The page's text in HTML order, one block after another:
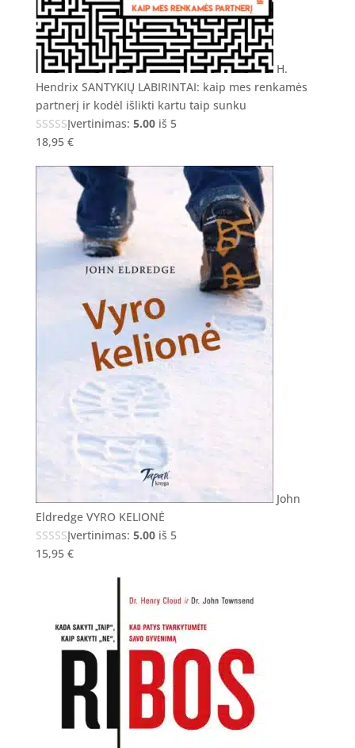
H.
Hendrix SANTYKIŲ LABIRINTAI: kaip mes renkamės
partnerį ir kodėl išlikti kartu taip sunku
Įvertinimas: 5.00iš 5
18,95 €
John
Eldredge VYRO KELIONĖ
Įvertinimas: 5.00iš 5
15,95 €